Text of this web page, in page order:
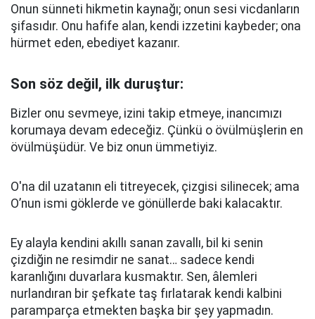
Onun sünneti hikmetin kaynağı; onun sesi vicdanların
şifasıdır. Onu hafife alan, kendi izzetini kaybeder; ona
hürmet eden, ebediyet kazanır.
Son söz değil, ilk duruştur:
Bizler onu sevmeye, izini takip etmeye, inancımızı
korumaya devam edeceğiz. Çünkü o övülmüşlerin en
övülmüşüdür. Ve biz onun ümmetiyiz.
O'na dil uzatanın eli titreyecek, çizgisi silinecek; ama
O’nun ismi göklerde ve gönüllerde baki kalacaktır.
Ey alayla kendini akıllı sanan zavallı, bil ki senin
çizdiğin ne resimdir ne sanat… sadece kendi
karanlığını duvarlara kusmaktır. Sen, âlemleri
nurlandıran bir şefkate taş fırlatarak kendi kalbini
paramparça etmekten başka bir şey yapmadın.